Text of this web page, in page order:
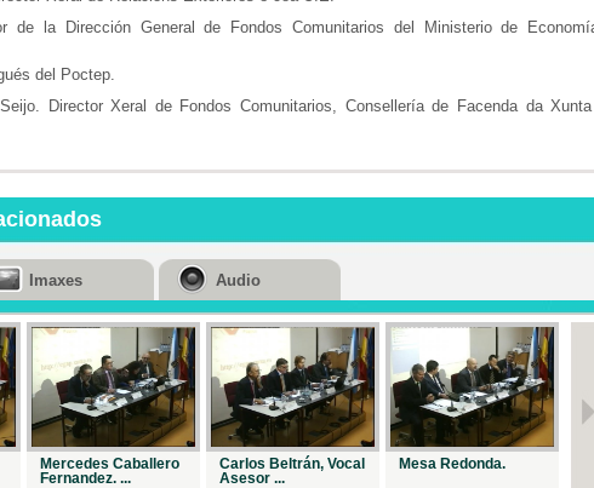
de la Dirección General de Fondos Comunitarios del Ministerio de
del Poctep.
Director Xeral de Fondos Comunitarios, Consellería de Facenda da
Mercedes Caballero
Fernandez. ...
Carlos Beltrán, Vocal
Asesor ...
Mesa Redonda.
Imaxes Audio